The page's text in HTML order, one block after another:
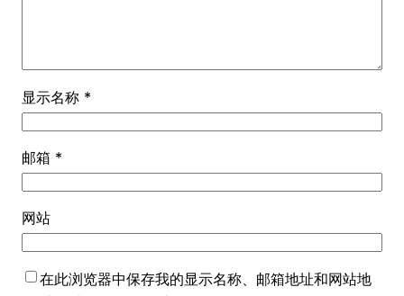
显示名称 *
邮箱 *
网站
在此浏览器中保存我的显示名称、邮箱地址和网站地